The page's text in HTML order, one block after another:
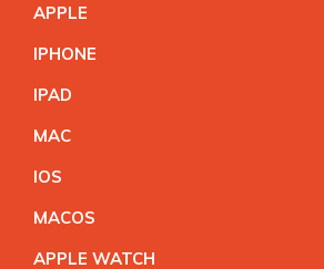
APPLE
IPHONE
IPAD
MAC
IOS
MACOS
APPLE WATCH